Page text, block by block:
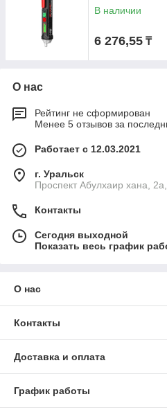
В наличии
6 276,55 ₸
О нас
Рейтинг не сформирован
Менее 5 отзывов за
Работает с 12.03.2021
г. Уральск
Проспект Абулхаир хана,
Контакты
Сегодня выходной
Показать весь график
О нас
Контакты
Доставка и оплата
График работы